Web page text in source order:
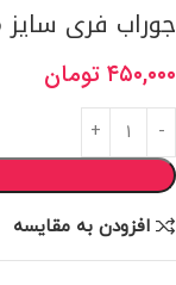
جوراب فری
۴۵۰,۰۰۰ تومان
افزودن به مقایسه